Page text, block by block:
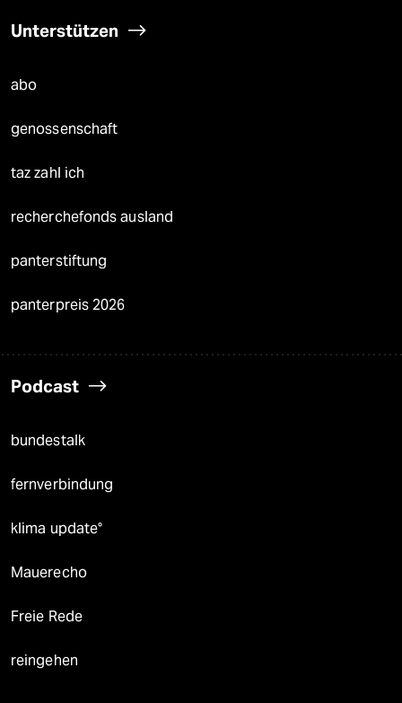
Unterstützen
abo
genossenschaft
taz zahl ich
recherchefonds ausland
panterstiftung
panterpreis 2026
Podcast
bundestalk
fernverbindung
klima update°
Mauerecho
Freie Rede
reingehen